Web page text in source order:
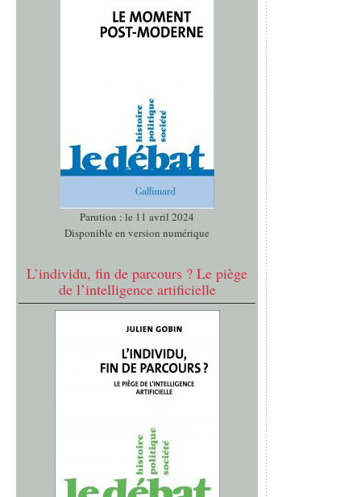
Parution : le 11 avril 2024
Disponible en version numérique
L’individu, fin de parcours ? Le piège
de l’intelligence artificielle